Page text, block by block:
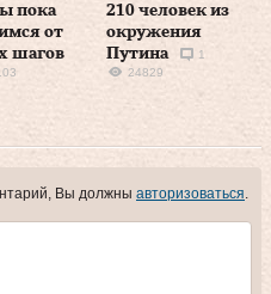
пока
от
шагов
210 человек из
окружения
Путина
1
24829
Вы должны авторизоваться.